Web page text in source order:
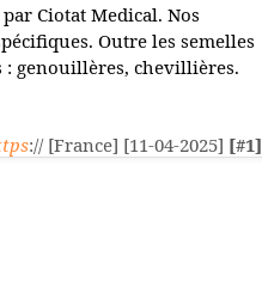
Ciotat Medical. Nos
Outre les semelles
: genouillères, chevillières.
:// [France] [11-04-2025] [#1]